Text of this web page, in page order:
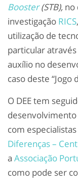
Booster(STB), no
investigação RICS
utilização de
particular
auxílio no
caso deste “Jogo
O DEE tem
desenvolvimento
com
Diferenças –
a Associação
como pode ser